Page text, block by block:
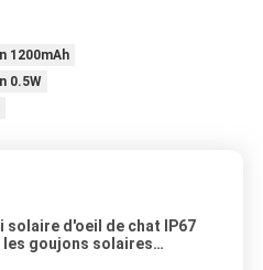
1200mAh
0.5W
solaire d'oeil de chat IP67
les goujons solaires